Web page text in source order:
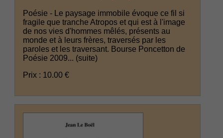
Poésie - Le paysage immobile évoque ce fil si
fragile que tranche Atropos et qui est à l'image
de nos vies d'hommes mêlés, présents au
monde et à leurs frères, traversés par les
paroles et les traversant. Bourse Poncetton de
Poésie 2009... (suite)
Prix : 10.00 €